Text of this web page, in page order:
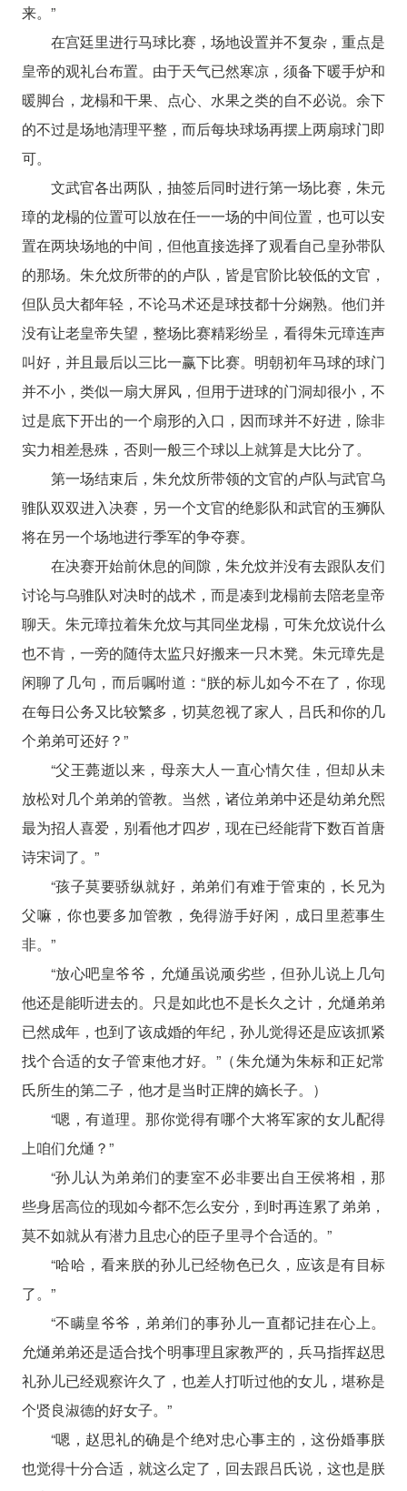
来。”
在宫廷里进行马球比赛，场地设置并不复杂，重点是
皇帝的观礼台布置。由于天气已然寒凉，须备下暖手炉和
暖脚台，龙榻和干果、点心、水果之类的自不必说。余下
的不过是场地清理平整，而后每块球场再摆上两扇球门即
可。
文武官各出两队，抽签后同时进行第一场比赛，朱元
璋的龙榻的位置可以放在任一一场的中间位置，也可以安
置在两块场地的中间，但他直接选择了观看自己皇孙带队
的那场。朱允炆所带的的卢队，皆是官阶比较低的文官，
但队员大都年轻，不论马术还是球技都十分娴熟。他们并
没有让老皇帝失望，整场比赛精彩纷呈，看得朱元璋连声
叫好，并且最后以三比一赢下比赛。明朝初年马球的球门
并不小，类似一扇大屏风，但用于进球的门洞却很小，不
过是底下开出的一个扇形的入口，因而球并不好进，除非
实力相差悬殊，否则一般三个球以上就算是大比分了。
第一场结束后，朱允炆所带领的文官的卢队与武官乌
骓队双双进入决赛，另一个文官的绝影队和武官的玉狮队
将在另一个场地进行季军的争夺赛。
在决赛开始前休息的间隙，朱允炆并没有去跟队友们
讨论与乌骓队对决时的战术，而是凑到龙榻前去陪老皇帝
聊天。朱元璋拉着朱允炆与其同坐龙榻，可朱允炆说什么
也不肯，一旁的随侍太监只好搬来一只木凳。朱元璋先是
闲聊了几句，而后嘱咐道：“朕的标儿如今不在了，你现
在每日公务又比较繁多，切莫忽视了家人，吕氏和你的几
个弟弟可还好？”
“父王薨逝以来，母亲大人一直心情欠佳，但却从未
放松对几个弟弟的管教。当然，诸位弟弟中还是幼弟允煕
最为招人喜爱，别看他才四岁，现在已经能背下数百首唐
诗宋词了。”
“孩子莫要骄纵就好，弟弟们有难于管束的，长兄为
父嘛，你也要多加管教，免得游手好闲，成日里惹事生
非。”
“放心吧皇爷爷，允熥虽说顽劣些，但孙儿说上几句
他还是能听进去的。只是如此也不是长久之计，允熥弟弟
已然成年，也到了该成婚的年纪，孙儿觉得还是应该抓紧
找个合适的女子管束他才好。”（朱允熥为朱标和正妃常
氏所生的第二子，他才是当时正牌的嫡长子。）
“嗯，有道理。那你觉得有哪个大将军家的女儿配得
上咱们允熥？”
“孙儿认为弟弟们的妻室不必非要出自王侯将相，那
些身居高位的现如今都不怎么安分，到时再连累了弟弟，
莫不如就从有潜力且忠心的臣子里寻个合适的。”
“哈哈，看来朕的孙儿已经物色已久，应该是有目标
了。”
“不瞒皇爷爷，弟弟们的事孙儿一直都记挂在心上。
允熥弟弟还是适合找个明事理且家教严的，兵马指挥赵思
礼孙儿已经观察许久了，也差人打听过他的女儿，堪称是
个贤良淑德的好女子。”
“嗯，赵思礼的确是个绝对忠心事主的，这份婚事朕
也觉得十分合适，就这么定了，回去跟吕氏说，这也是朕